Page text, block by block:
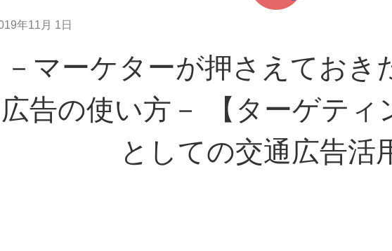
年11月 1日
－マーケターが押さえておき
広告の使い方－ 【ターゲティ
としての交通広告活